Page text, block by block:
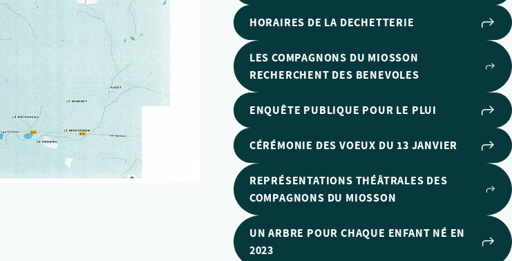
HORAIRES DE LA DECHETTERIE
LES COMPAGNONS DU MIOSSON
RECHERCHENT DES BENEVOLES
ENQUÊTE PUBLIQUE POUR LE PLUI
CÉRÉMONIE DES VOEUX DU 13 JANVIER
REPRÉSENTATIONS THÉÂTRALES DES
COMPAGNONS DU MIOSSON
UN ARBRE POUR CHAQUE ENFANT NÉ EN
2023